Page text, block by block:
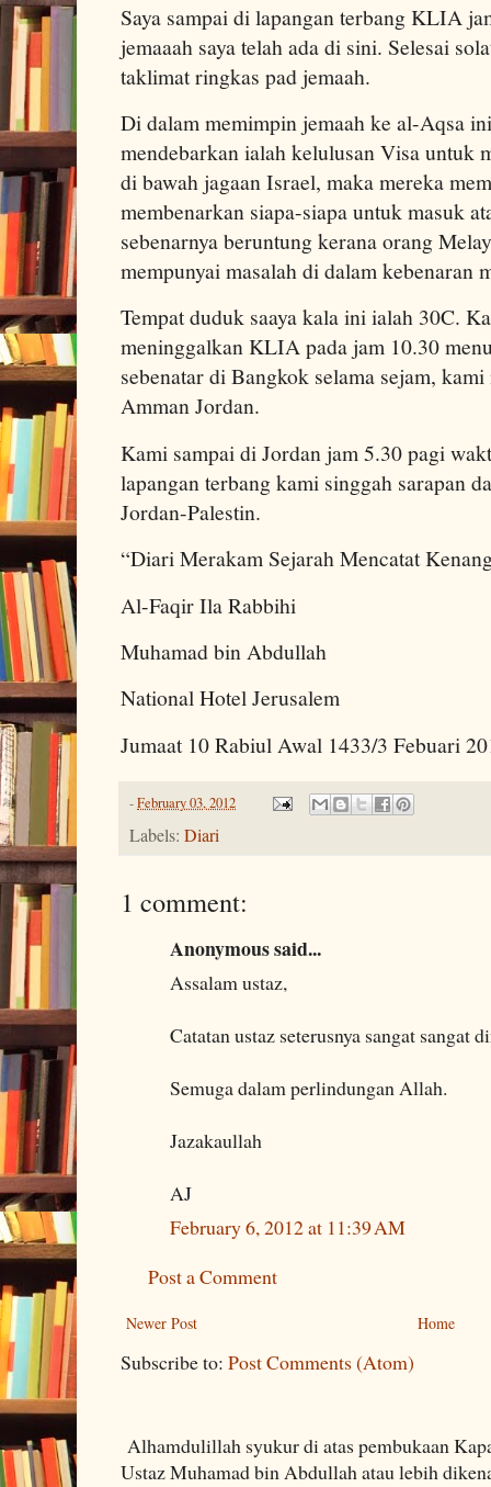
Saya sampai di lapangan terbang KLIA
jemaaah saya telah ada di sini. Selesai
taklimat ringkas pad jemaah.
Di dalam memimpin jemaah ke al-Aqsa
mendebarkan ialah kelulusan Visa untuk
di bawah jagaan Israel, maka mereka
membenarkan siapa-siapa untuk masuk
sebenarnya beruntung kerana orang
mempunyai masalah di dalam kebenaran
Tempat duduk saaya kala ini ialah 30C.
meninggalkan KLIA pada jam 10.30
sebenatar di Bangkok selama sejam,
Amman Jordan.
Kami sampai di Jordan jam 5.30 pagi
lapangan terbang kami singgah sarapan
Jordan-Palestin.
“Diari Merakam Sejarah Mencatat
Al-Faqir Ila Rabbihi
Muhamad bin Abdullah
National Hotel Jerusalem
Jumaat 10 Rabiul Awal 1433/3 Febuari
-February 03, 2012
Labels: Diari
1 comment:
Anonymous said...
Assalam ustaz,
Catatan ustaz seterusnya sangat sangat
Semuga dalam perlindungan Allah.
Jazakaullah
AJ
February 6, 2012 at 11:39 AM
Post a Comment
Newer Post Home
Subscribe to: Post Comments (Atom)
Alhamdulillah syukur di atas pembukaan
Ustaz Muhamad bin Abdullah atau lebih